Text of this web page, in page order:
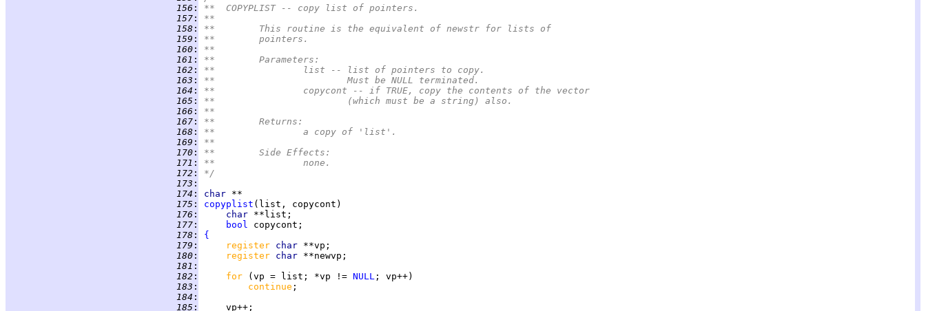
156 :
**  COPYPLIST -- copy list of pointers.
157 :
**
158 :
**	This routine is the equivalent of newstr for lists of
159 :
**	pointers.
160 :
**
161 :
**	Parameters:
162 :
**		list -- list of pointers to copy.
163 :
**			Must be NULL terminated.
164 :
**		copycont -- if TRUE, copy the contents of the vector
165 :
**			(which must be a string) also.
166 :
**
167 :
**	Returns:
168 :
**		a copy of 'list'.
169 :
**
170 :
**	Side Effects:
171 :
**		none.
172 :
*/
173 :
174 : char
175 : copyplist
176 : char
177 : bool
178 :
{
179 : register char
180 : register char
181 :
182 : for (vp = list; *vp != NULL
183 : continue
184 :
185 :